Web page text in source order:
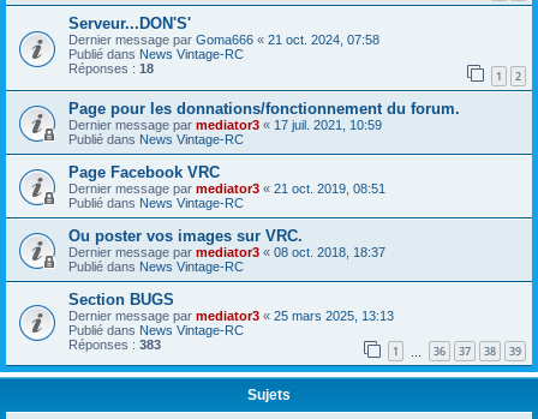
Serveur...DON'S'
Dernier message par Goma666 « 21 oct. 2024, 07:58
Publié dans News Vintage-RC
Réponses : 18 1 2
Page pour les donnations/fonctionnement du forum.
Dernier message par mediator3 « 17 juil. 2021, 10:59
Publié dans News Vintage-RC
Page Facebook VRC
Dernier message par mediator3 « 21 oct. 2019, 08:51
Publié dans News Vintage-RC
Ou poster vos images sur VRC.
Dernier message par mediator3 « 08 oct. 2018, 18:37
Publié dans News Vintage-RC
Section BUGS
Dernier message par mediator3 « 25 mars 2025, 13:13
Publié dans News Vintage-RC
Réponses : 383 1 36 37 38 39
Sujets